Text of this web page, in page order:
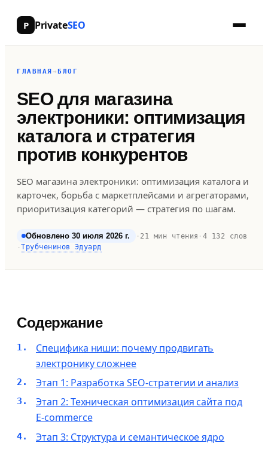
P PrivateSEO
ГЛАВНАЯ →БЛОГ
SEO для магазина
электроники: оптимизация
каталога и стратегия
против конкурентов
SEO магазина электроники: оптимизация каталога и
карточек, борьба с маркетплейсами и агрегаторами,
приоритизация категорий — стратегия по шагам.
Обновлено 30 июля 2026 г. · 21 мин чтения · 4 132 слов
· Трубченинов Эдуард
Содержание
Специфика ниши: почему продвигать
электронику сложнее
Этап 1: Разработка SEO-стратегии и анализ
Этап 2: Техническая оптимизация сайта под
E-commerce
Этап 3: Структура и семантическое ядро